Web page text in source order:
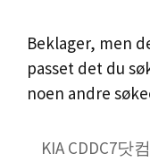
Beklager, men
passet det du
noen andre
Søk